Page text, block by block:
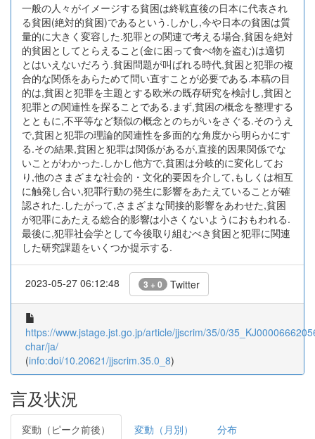
一般の人々がイメージする貧困は終戦直後の日本に代表され
る貧困(絶対的貧困)であるという.しかし,今や日本の貧困は質
量的に大きく変容した.犯罪との関連で考える場合,貧困を絶対
的貧困としてとらえること(金に困って食べ物を盗む)は適切
とはいえないだろう.貧困問題が叫ばれる時代,貧困と犯罪の複
合的な関係をあらためて問い直すことが必要である.本稿の目
的は,貧困と犯罪を主題とする欧米の既存研究を検討し,貧困と
犯罪との関連性を探ることである.まず,貧困の概念を整理する
とともに,不平等など類似の概念とのちがいをさぐる.そのうえ
で,貧困と犯罪の理論的関連性を多面的な角度から明らかにす
る.その結果,貧困と犯罪は関係があるが,直接的因果関係でな
いことがわかった.しかし他方で,貧困は分岐的に変化してお
り,他のさまざまな社会的・文化的要因を介して,もしくは相互
に触発し合い,犯罪行動の発生に影響をあたえていることが確
認された.したがって,さまざまな間接的影響をあわせた,貧困
が犯罪にあたえる総合的影響は小さくないようにおもわれる.
最後に,犯罪社会学として今後取り組むべき貧困と犯罪に関連
した研究課題をいくつか提示する.
2023-05-27 06:12:48 3 + 0 Twitter
https://www.jstage.jst.go.jp/article/jjscrim/35/0/
char/ja/
(info:doi/10.20621/jjscrim.35.0_8)
言及状況
変動（ピーク前後） 変動（月別） 分布